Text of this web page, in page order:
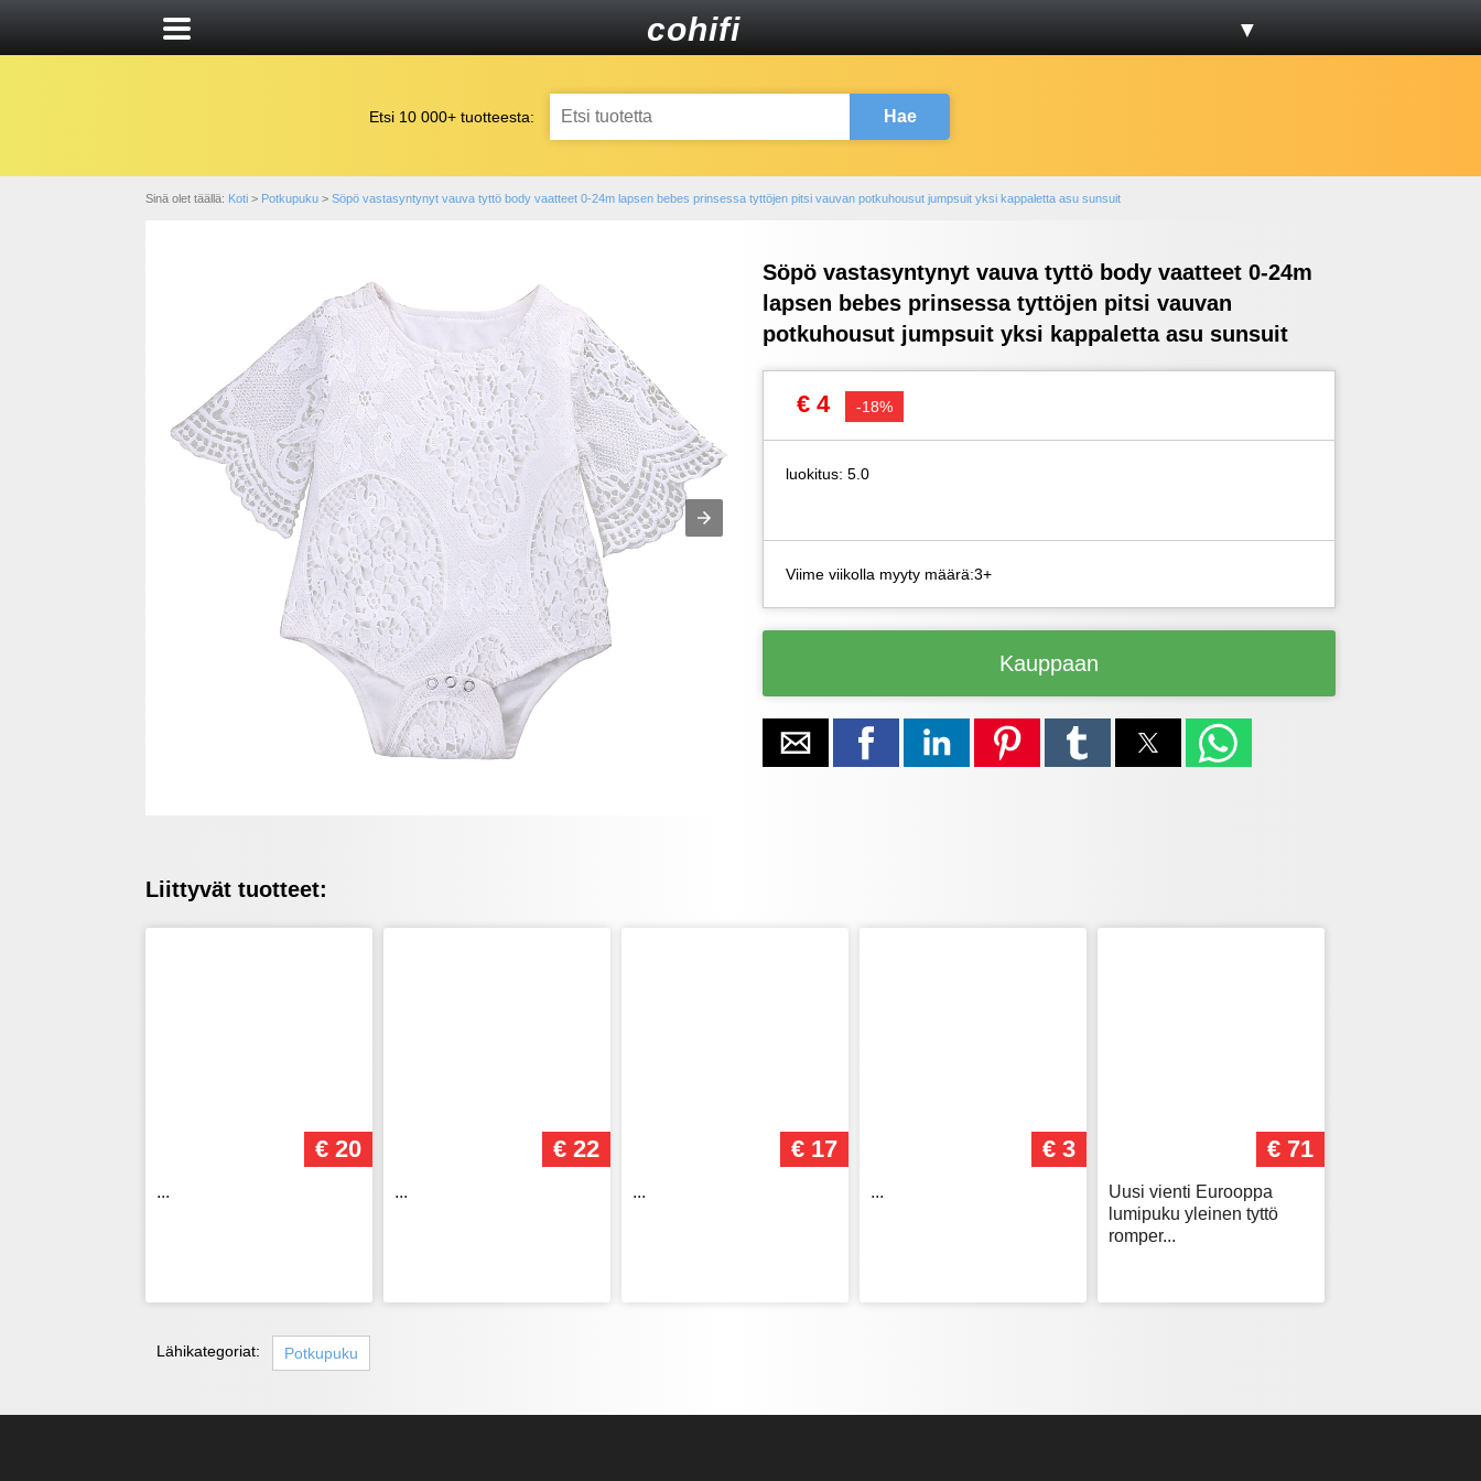
cohifi ▼
Etsi 10 000+ tuotteesta: Hae
Sinä olet täällä: Koti > Potkupuku > Söpö vastasyntynyt vauva tyttö body vaatteet 0-24m lapsen bebes prinsessa tyttöjen pitsi vauvan potkuhousut jumpsuit yksi kappaletta asu sunsuit
Söpö vastasyntynyt vauva tyttö body vaatteet 0-24m
lapsen bebes prinsessa tyttöjen pitsi vauvan
potkuhousut jumpsuit yksi kappaletta asu sunsuit
€ 4 -18%
luokitus: 5.0
Viime viikolla myyty määrä:3+
Kauppaan
Liittyvät tuotteet:
€ 20
...
€ 22
...
€ 17
...
€ 3
...
€ 71
Uusi vienti Eurooppa
lumipuku yleinen tyttö
romper...
Lähikategoriat: Potkupuku